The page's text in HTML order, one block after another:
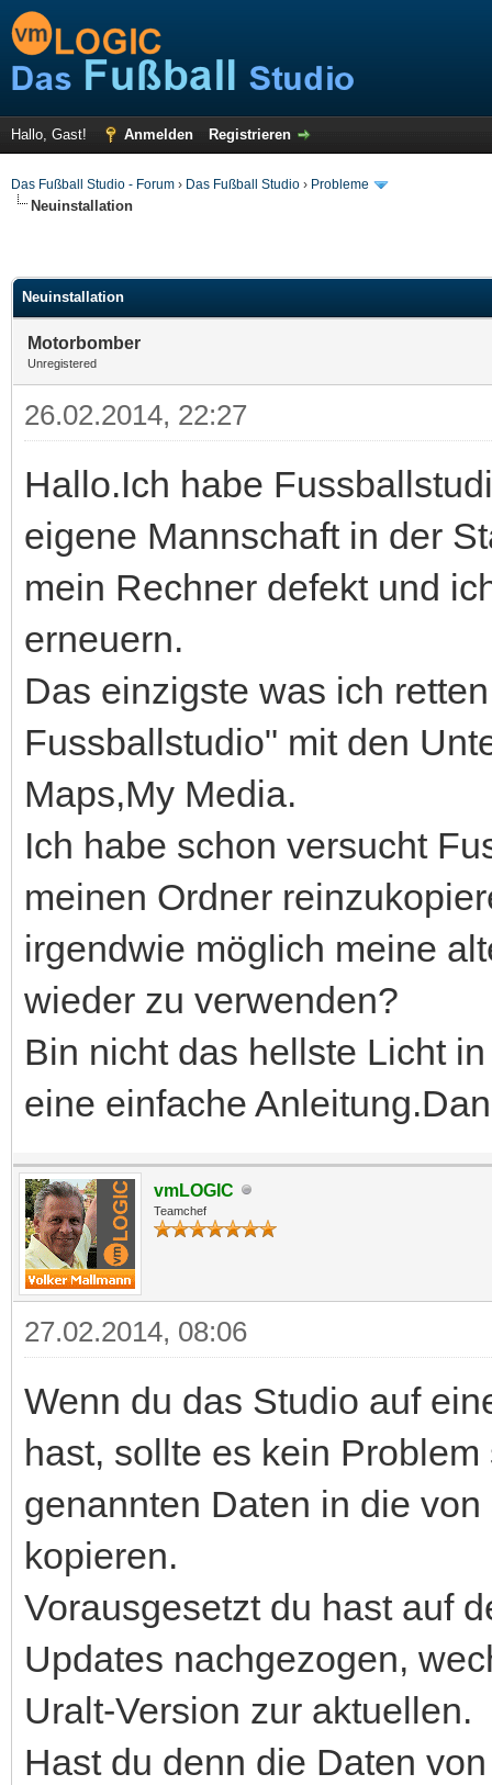
Hallo, Gast! Anmelden Registrieren
Das Fußball Studio - Forum › Das Fußball Studio › Probleme
Neuinstallation
Neuinstallation
Motorbomber
Unregistered
26.02.2014, 22:27
Hallo.Ich habe
eigene Mannschaft in der
mein Rechner defekt und
erneuern.
Das einzigste was ich
Fussballstudio" mit den
Maps,My Media.
Ich habe schon versucht
meinen Ordner
irgendwie möglich meine
wieder zu verwenden?
Bin nicht das hellste Licht
eine einfache
vmLOGIC
Teamchef
27.02.2014, 08:06
Wenn du das Studio auf
hast, sollte es kein
genannten Daten in die
kopieren.
Vorausgesetzt du hast auf
Updates nachgezogen,
Uralt-Version zur aktuellen.
Hast du denn die Daten